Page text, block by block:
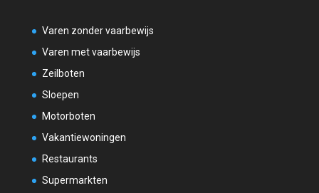
Varen zonder vaarbewijs
Varen met vaarbewijs
Zeilboten
Sloepen
Motorboten
Vakantiewoningen
Restaurants
Supermarkten